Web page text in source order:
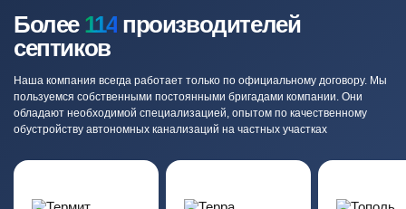
Более 114 производителей
септиков
Наша компания всегда работает только по официальному договору. Мы
пользуемся собственными постоянными бригадами компании. Они
обладают необходимой специализацией, опытом по качественному
обустройству автономных канализаций на частных участках